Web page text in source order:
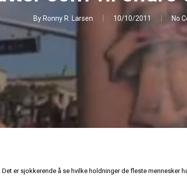
By Ronny R. Larsen 10/10/2011 No
er sjokkerende å se hvilke holdninger de fleste mennesker